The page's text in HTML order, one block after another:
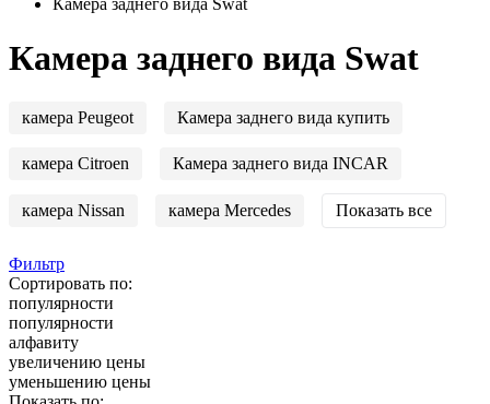
Камера заднего вида Swat
Камера заднего вида Swat
камера Peugeot Камера заднего вида купить
камера Citroen Камера заднего вида INCAR
камера Nissan камера Mercedes Показать все
Фильтр
Сортировать по:
популярности
популярности
алфавиту
увеличению цены
уменьшению цены